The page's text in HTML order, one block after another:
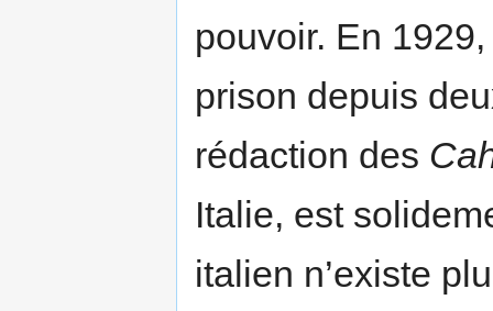
pouvoir. En
prison depuis
rédaction des
Italie, est
italien n’existe